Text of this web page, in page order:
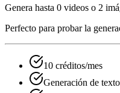
Genera hasta 0 videos o 2
Perfecto para probar la
10 créditos/mes
Generación de